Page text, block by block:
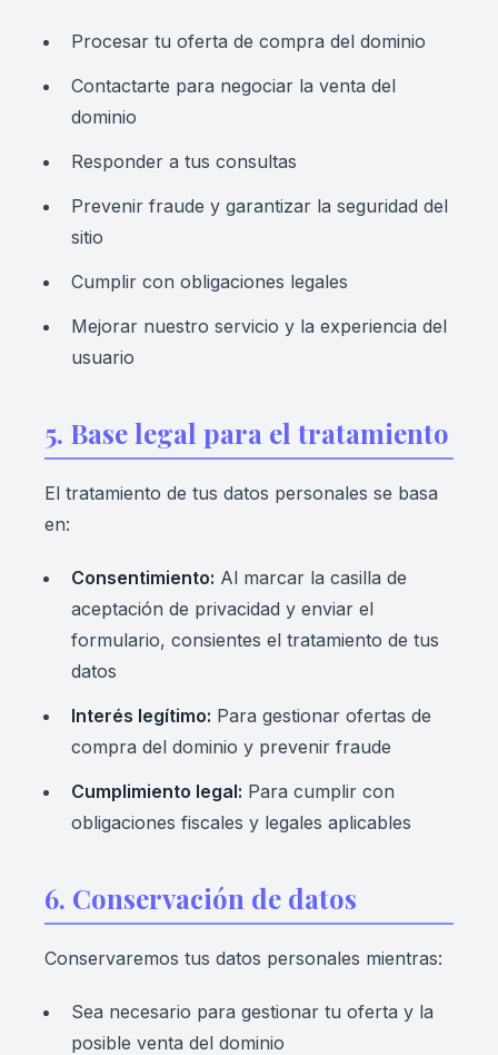
Procesar tu oferta de compra del dominio
Contactarte para negociar la venta del
dominio
Responder a tus consultas
Prevenir fraude y garantizar la seguridad del
sitio
Cumplir con obligaciones legales
Mejorar nuestro servicio y la experiencia del
usuario
5. Base legal para el tratamiento
El tratamiento de tus datos personales se basa
en:
Consentimiento: Al marcar la casilla de
aceptación de privacidad y enviar el
formulario, consientes el tratamiento de tus
datos
Interés legítimo: Para gestionar ofertas de
compra del dominio y prevenir fraude
Cumplimiento legal: Para cumplir con
obligaciones fiscales y legales aplicables
6. Conservación de datos
Conservaremos tus datos personales mientras:
Sea necesario para gestionar tu oferta y la
posible venta del dominio